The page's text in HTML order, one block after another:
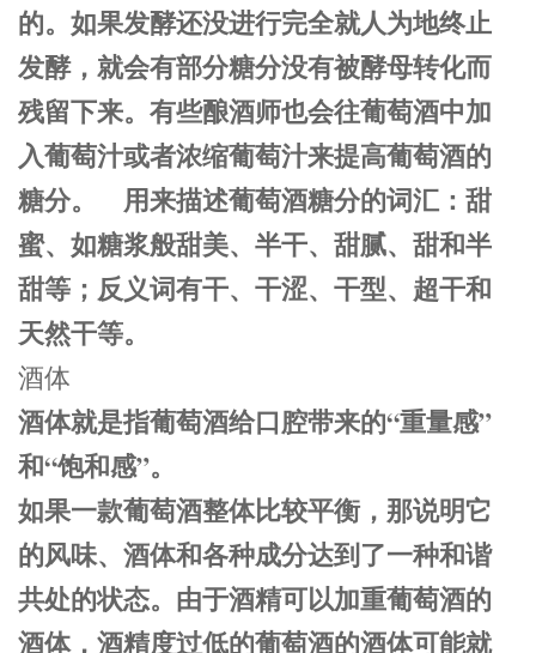
的。如果发酵还没进行完全就人为地终止
发酵，就会有部分糖分没有被酵母转化而
残留下来。有些酿酒师也会往葡萄酒中加
入葡萄汁或者浓缩葡萄汁来提高葡萄酒的
糖分。 用来描述葡萄酒糖分的词汇：甜
蜜、如糖浆般甜美、半干、甜腻、甜和半
甜等；反义词有干、干涩、干型、超干和
天然干等。
酒体
酒体就是指葡萄酒给口腔带来的“重量感”
和“饱和感”。
如果一款葡萄酒整体比较平衡，那说明它
的风味、酒体和各种成分达到了一种和谐
共处的状态。由于酒精可以加重葡萄酒的
酒体，酒精度过低的葡萄酒的酒体可能就